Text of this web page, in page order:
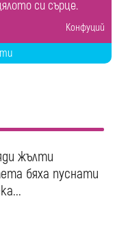
си сърце.
Конфуций
жълти
бяха пуснати